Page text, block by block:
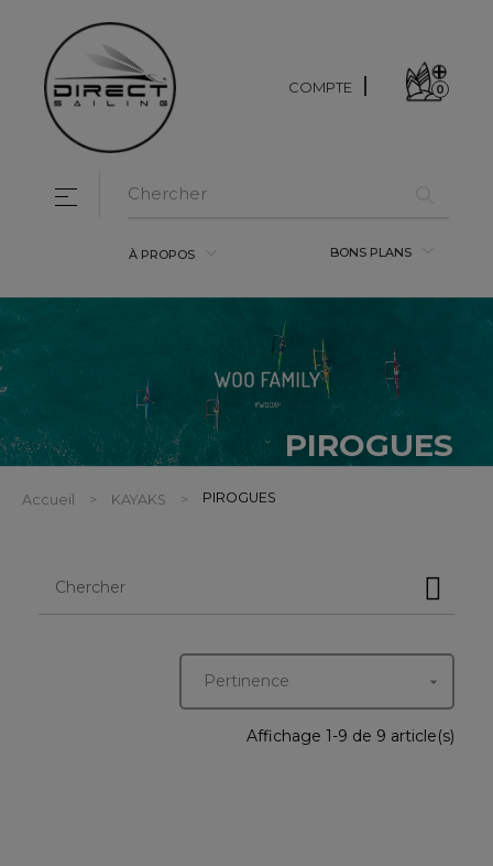
À PROPOS BONS PLANS
COMPTE 0
Basculer la navigation
☰
Accueil KAYAKS PIROGUES
PIROGUES
Pertinence 
Affichage 1-9 de 9 article(s)